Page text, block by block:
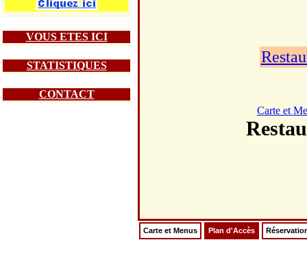
VOUS ETES ICI
STATISTIQUES
CONTACT
Carte et
Carte et Menus Plan d'Accès